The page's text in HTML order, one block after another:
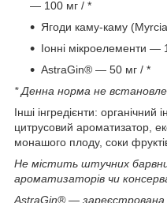
— 100 мг / *
Ягоди каму-каму
Іонні мікроелементи —
AstraGin® — 50 мг / *
* Денна норма не
Інші інгредієнти: органічний
цитрусовий ароматизатор,
монашого плоду, соки
Не містить штучних
ароматизаторів чи
AstraGin® — зареєстрована